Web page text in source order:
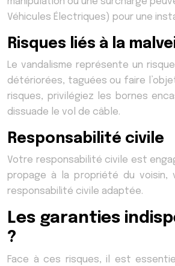
Véhicules Électriques) pour une
Risques liés à la
Le vandalisme représente un
détériorées, taguées ou faire
risques, privilégiez les bornes
dissuade le vol de câble.
Responsabilité civile
Votre responsabilité civile est
propage à la propriété du
responsabilité civile adaptée.
Les garanties
?
Face à ces risques, il est